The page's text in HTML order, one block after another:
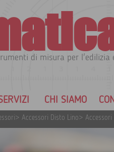
di misura per l'edilizia
CHI SIAMO
> Accessori Disto Lino >